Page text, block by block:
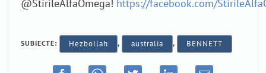
@StirileAlfaOmega! https://facebook.com/
SUBIECTE: Hezbollah , australia , BENNETT